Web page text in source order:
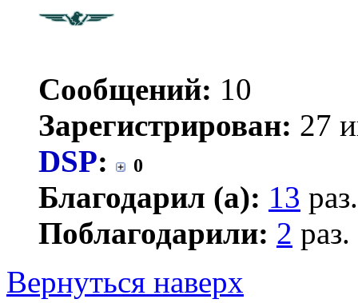
Сообщений: 10
Зарегистрирован: 27
DSP: 0
Благодарил (а): 13 раз.
Поблагодарили: 2 раз.
Вернуться наверх